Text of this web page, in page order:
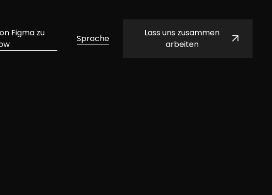
Figma zu
Sprache
Lass uns zusammen
arbeiten